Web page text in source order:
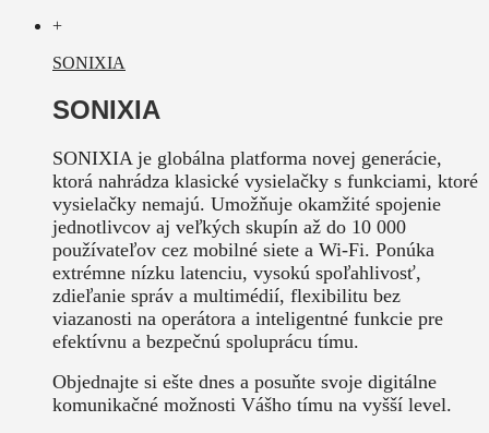
+
SONIXIA
SONIXIA
SONIXIA je globálna platforma novej generácie,
ktorá nahrádza klasické vysielačky s funkciami, ktoré
vysielačky nemajú. Umožňuje okamžité spojenie
jednotlivcov aj veľkých skupín až do 10 000
používateľov cez mobilné siete a Wi-Fi. Ponúka
extrémne nízku latenciu, vysokú spoľahlivosť,
zdieľanie správ a multimédií, flexibilitu bez
viazanosti na operátora a inteligentné funkcie pre
efektívnu a bezpečnú spoluprácu tímu.
Objednajte si ešte dnes a posuňte svoje digitálne
komunikačné možnosti Vášho tímu na vyšší level.